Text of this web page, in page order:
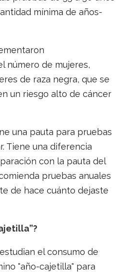
mínima de años-
número de mujeres,
de raza negra, que se
un riesgo alto de cáncer
una pauta para pruebas
Tiene una diferencia
con la pauta del
pruebas anuales
de hace cuánto dejaste
el consumo de
"año-cajetilla" para